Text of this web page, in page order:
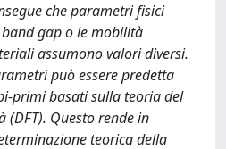
che parametri fisici
gap o le mobilità
assumono valori diversi.
può essere predetta
primi basati sulla teoria del
(DFT). Questo rende in
teorica della